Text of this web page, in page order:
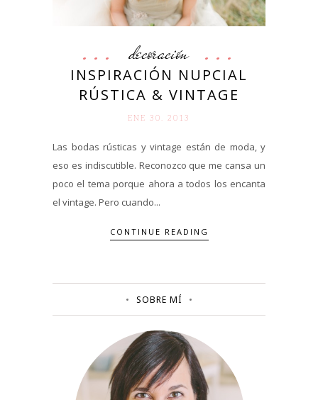
decoración
INSPIRACIÓN NUPCIAL
RÚSTICA & VINTAGE
ENE 30. 2013
Las bodas rústicas y vintage están de moda, y
eso es indiscutible. Reconozco que me cansa un
poco el tema porque ahora a todos los encanta
el vintage. Pero cuando...
CONTINUE READING
SOBRE MÍ